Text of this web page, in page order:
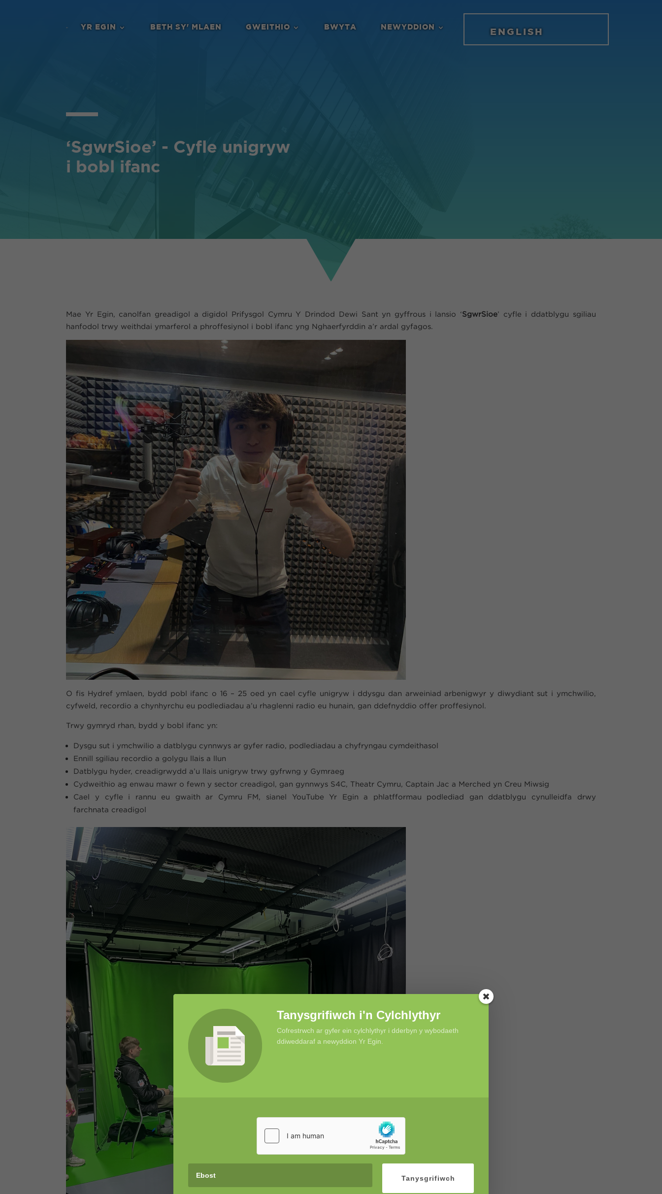
YR EGIN BETH SY' MLAEN GWEITHIO BWYTA NEWYDDION
ENGLISH
‘SgwrSioe’ - Cyfle unigryw
i bobl ifanc
Mae Yr Egin, canolfan greadigol a digidol Prifysgol Cymru Y Drindod Dewi Sant yn gyffrous i lansio ‘SgwrSioe’ cyfle i ddatblygu sgiliau
hanfodol trwy weithdai ymarferol a phroffesiynol i bobl ifanc yng Nghaerfyrddin a’r ardal gyfagos.
O fis Hydref ymlaen, bydd pobl ifanc o 16 – 25 oed yn cael cyfle unigryw i ddysgu dan arweiniad arbenigwyr y diwydiant sut i ymchwilio,
cyfweld, recordio a chynhyrchu eu podlediadau a’u rhaglenni radio eu hunain, gan ddefnyddio offer proffesiynol.
Trwy gymryd rhan, bydd y bobl ifanc yn:
Dysgu sut i ymchwilio a datblygu cynnwys ar gyfer radio, podlediadau a chyfryngau cymdeithasol
Ennill sgiliau recordio a golygu llais a llun
Datblygu hyder, creadigrwydd a’u llais unigryw trwy gyfrwng y Gymraeg
Cydweithio ag enwau mawr o fewn y sector creadigol, gan gynnwys S4C, Theatr Cymru, Captain Jac a Merched yn Creu Miwsig
Cael y cyfle i rannu eu gwaith ar Cymru FM, sianel YouTube Yr Egin a phlatfformau podlediad gan ddatblygu cynulleidfa drwy
farchnata creadigol
Tanysgrifiwch i'n Cylchlythyr
Cofrestrwch ar gyfer ein cylchlythyr i dderbyn y wybodaeth
ddiweddaraf a newyddion Yr Egin.
Tanysgrifiwch